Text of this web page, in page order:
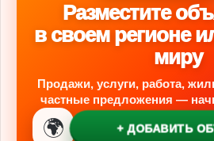
Разместите
в своем регионе
миру
Продажи, услуги, работа,
частные предложения —
🌍 + ДОБАВИТЬ